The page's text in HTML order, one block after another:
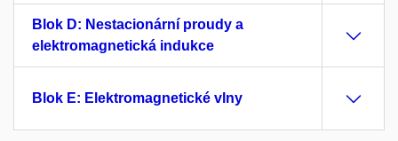
Blok D: Nestacionární proudy a
elektromagnetická indukce
Blok E: Elektromagnetické vlny